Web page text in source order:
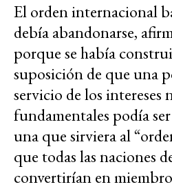
El orden internacional
debía abandonarse,
porque se había
suposición de que una
servicio de los intereses
fundamentales podía
una que sirviera al
que todas las naciones
convertirían en